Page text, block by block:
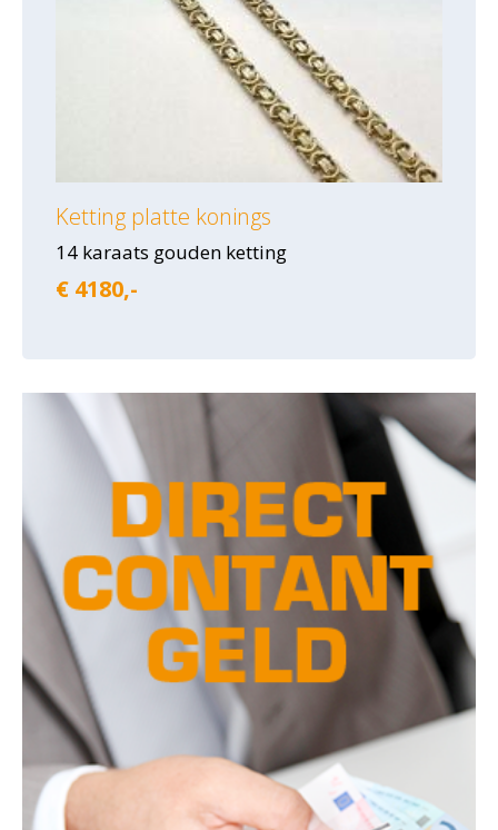
Ketting platte konings
14 karaats gouden ketting
€ 4180,-